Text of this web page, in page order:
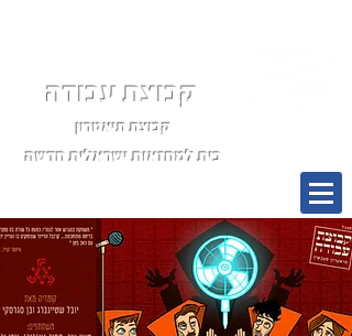
קבוצת עבודה
קבוצת תיאטרון
בית למחזאות ישראלית חדשה
תפריט